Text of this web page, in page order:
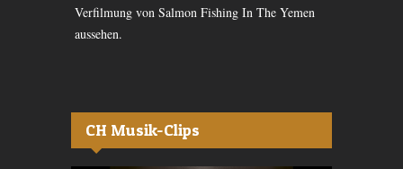
Verfilmung von Salmon Fishing In The Yemen
aussehen.
CH Musik-Clips